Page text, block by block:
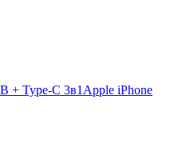
Apple iPhone